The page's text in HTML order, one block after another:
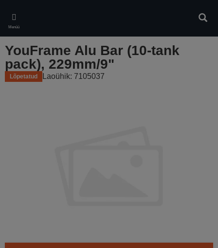
main
content
Menüü
YouFrame Alu Bar (10-tank
pack), 229mm/9"
Lõpetatud Laoühik: 7105037